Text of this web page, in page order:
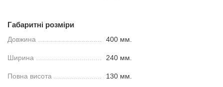
Габаритні розміри
Довжина 400 мм.
Ширина 240 мм.
Повна висота 130 мм.